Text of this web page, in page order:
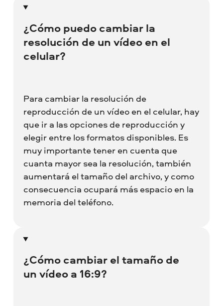
¿Cómo puedo cambiar la
resolución de un vídeo en el
celular?
Para cambiar la resolución de
reproducción de un vídeo en el celular, hay
que ir a las opciones de reproducción y
elegir entre los formatos disponibles. Es
muy importante tener en cuenta que
cuanta mayor sea la resolución, también
aumentará el tamaño del archivo, y como
consecuencia ocupará más espacio en la
memoria del teléfono.
¿Cómo cambiar el tamaño de
un vídeo a 16:9?